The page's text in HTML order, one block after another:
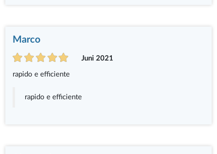
Marco
Juni 2021
rapido e efficiente
rapido e efficiente